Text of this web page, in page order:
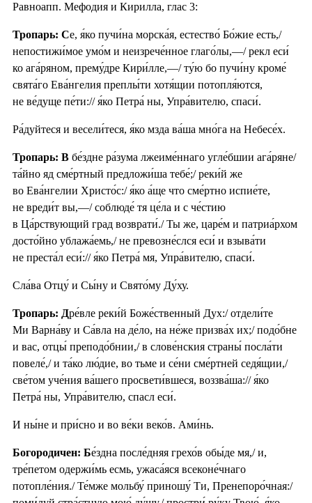
Равноапп. Мефодия и Кирилла, глас 3:
Тропарь: Се, я́ко пучи́на морска́я, естество́ Бо́жие есть,/
непостижи́мое умо́м и неизрече́нное глаго́лы,—/ рекл еси́
ко ага́ряном, прему́дре Кири́лле,—/ ту́ю бо пучи́ну кроме́
свята́го Ева́нгелия преплы́ти хотя́щии потопля́ются,
не ве́дуще пе́ти:// я́ко Петра́ ны, Упра́вителю, спаси́.
Ра́дуйтеся и весели́теся, я́ко мзда ва́ша мно́га на Небесе́х.
Тропарь: В бе́здне ра́зума лжеиме́ннаго угле́бшии ага́ряне/
та́йно яд сме́ртный предложи́ша тебе́;/ реки́й же
во Ева́нгелии Христо́с:/ я́ко а́ще что сме́ртно испие́те,
не вреди́т вы,—/ соблюде́ тя це́ла и с че́стию
в Ца́рствующий град возврати́./ Ты же, царе́м и патриа́рхом
досто́йно ублажа́емь,/ не превозне́слся еси́ и взыва́ти
не преста́л еси́:// я́ко Петра́ мя, Упра́вителю, спаси́.
Сла́ва Отцу́ и Сы́ну и Свято́му Ду́ху.
Тропарь: Дре́вле реки́й Боже́ственный Дух:/ отдели́те
Ми Варна́ву и Са́вла на де́ло, на не́же призва́х их;/ подо́бне
и вас, отцы́ преподо́бнии,/ в слове́нския страны́ посла́ти
повеле́,/ и та́ко лю́дие, во тьме и се́ни сме́ртней седя́щии,/
све́том уче́ния ва́шего просвети́вшеся, воззва́ша:// я́ко
Петра́ ны, Упра́вителю, спасл еси́.
И ны́не и при́сно и во ве́ки веко́в. Ами́нь.
Богородичен: Бе́здна после́дняя грехо́в обы́де мя,/ и,
тре́петом одержи́мь есмь, ужаса́яся всеконе́чнаго
потопле́ния./ Те́мже мольбу́ приношу́ Ти, Пренепоро́чная:/